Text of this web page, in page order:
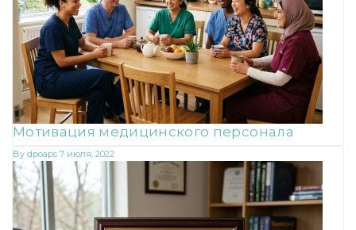
Мотивация медицинского персонала
By dpoaps 7 июля, 2022